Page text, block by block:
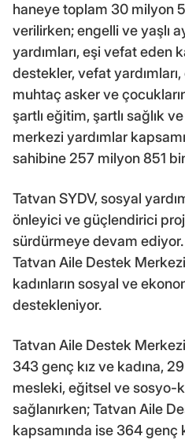
haneye toplam 30 milyon
verilirken; engelli ve yaşlı
yardımları, eşi vefat eden
destekler, vefat
muhtaç asker ve
şartlı eğitim, şartlı sağlık
merkezi yardımlar
sahibine 257 milyon 851
Tatvan SYDV, sosyal
önleyici ve güçlendirici
sürdürmeye devam
Tatvan Aile Destek
kadınların sosyal ve
destekleniyor.
Tatvan Aile Destek
343 genç kız ve kadına, 29
mesleki, eğitsel ve sosyo-
sağlanırken; Tatvan Aile
kapsamında ise 364 genç